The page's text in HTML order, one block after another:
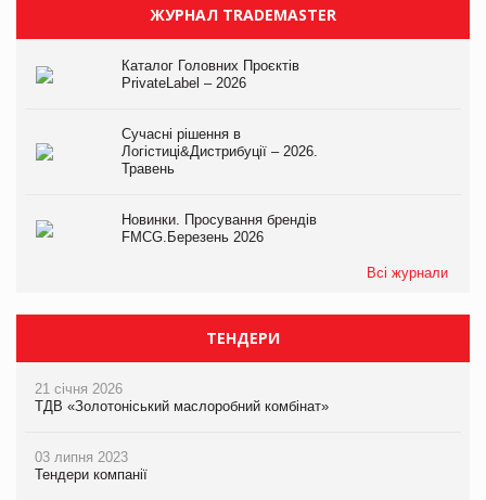
ЖУРНАЛ TRADEMASTER
Каталог Головних Проєктів
PrivateLabel – 2026
Сучасні рішення в
Логістиці&Дистрибуції – 2026.
Травень
Новинки. Просування брендів
FMCG.Березень 2026
Всі журнали
ТЕНДЕРИ
21 січня 2026
ТДВ «Золотоніський маслоробний комбінат»
03 липня 2023
Тендери компанії